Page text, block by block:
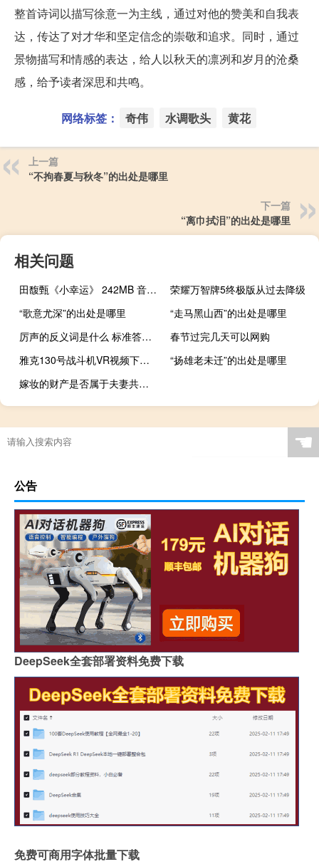
整首诗词以描写徐意一为主线，通过对他的赞美和自我表
达，传达了对才华和坚定信念的崇敬和追求。同时，通过
景物描写和情感的表达，给人以秋天的凛冽和岁月的沧桑
感，给予读者深思和共鸣。
网络标签： 奇伟 水调歌头 黄花
上一篇
“不拘春夏与秋冬”的出处是哪里
下一篇
“离巾拭泪”的出处是哪里
相关问题
田馥甄《小幸运》 242MB 音乐MV类VR视频
荣耀万智牌5终极版从过去降级
“歌意尤深”的出处是哪里
“走马黑山西”的出处是哪里
厉声的反义词是什么 标准答案（厉声的反义词）
春节过完几天可以网购
雅克130号战斗机VR视频下载 77MB 高空航拍类
“扬雄老未迁”的出处是哪里
嫁妆的财产是否属于夫妻共同财产
☚
公告
DeepSeek全套部署资料免费下载
免费可商用字体批量下载